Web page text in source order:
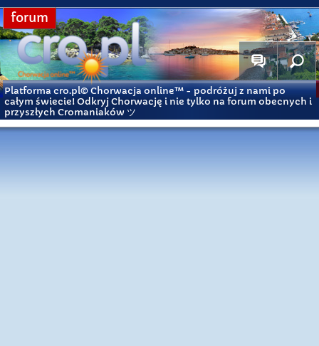
forum
Platforma cro.pl© Chorwacja online™ - podróżuj z nami po
całym świecie! Odkryj Chorwację i nie tylko na forum obecnych i
przyszłych Cromaniaków ツ